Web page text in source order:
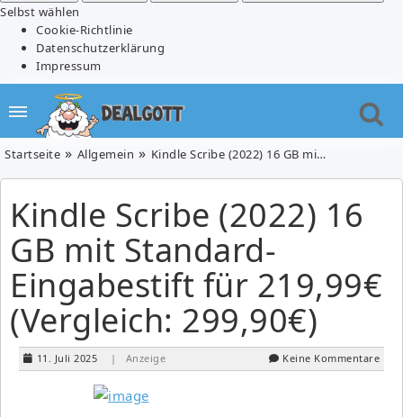
Selbst wählen
Cookie-Richtlinie
Datenschutzerklärung
Impressum
Startseite Allgemein Kindle Scribe (2022) 16 GB mit Standard-Eingabestift für 219,99€ (Vergleich: 299,90€)
Kindle Scribe (2022) 16
GB mit Standard-
Eingabestift für 219,99€
(Vergleich: 299,90€)
11. Juli 2025 | Anzeige Keine Kommentare